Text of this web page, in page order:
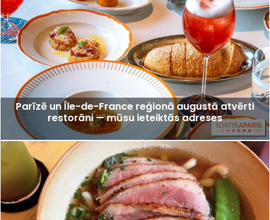
Parīzē un Île-de-France reģionā augustā atvērti
restorāni — mūsu ieteiktās adreses